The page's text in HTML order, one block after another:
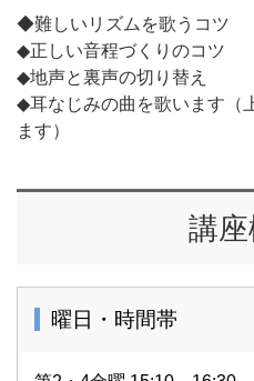
◆難しいリズムを歌うコツ
◆正しい音程づくりのコツ
◆地声と裏声の切り替え
◆耳なじみの曲を歌います（
ます）
講
曜日・時間帯